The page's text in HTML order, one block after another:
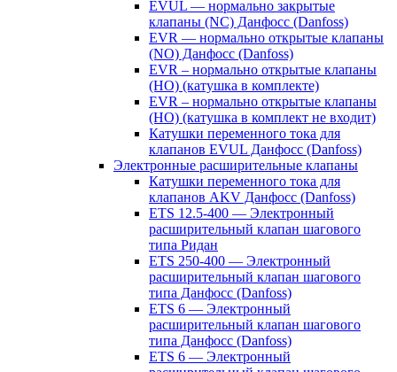
EVUL — нормально закрытые
клапаны (NC) Данфосс (Danfoss)
EVR — нормально открытые клапаны
(NO) Данфосс (Danfoss)
EVR – нормально открытые клапаны
(НО) (катушка в комплекте)
EVR – нормально открытые клапаны
(НО) (катушка в комплект не входит)
Катушки переменного тока для
клапанов EVUL Данфосс (Danfoss)
Электронные расширительные клапаны
Катушки переменного тока для
клапанов AKV Данфосс (Danfoss)
ETS 12.5-400 — Электронный
расширительный клапан шагового
типа Ридан
ETS 250-400 — Электронный
расширительный клапан шагового
типа Данфосс (Danfoss)
ETS 6 — Электронный
расширительный клапан шагового
типа Данфосс (Danfoss)
ETS 6 — Электронный